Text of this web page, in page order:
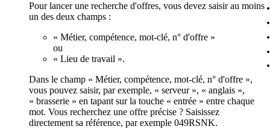
Pour lancer une recherche d'offres, vous devez saisir au moins
un des deux champs :
« Métier, compétence, mot-clé, n° d'offre »
ou
« Lieu de travail ».
Dans le champ « Métier, compétence, mot-clé, n° d'offre »,
vous pouvez saisir, par exemple, « serveur », « anglais »,
« brasserie » en tapant sur la touche « entrée » entre chaque
mot. Vous recherchez une offre précise ? Saisissez
directement sa référence, par exemple 049RSNK.